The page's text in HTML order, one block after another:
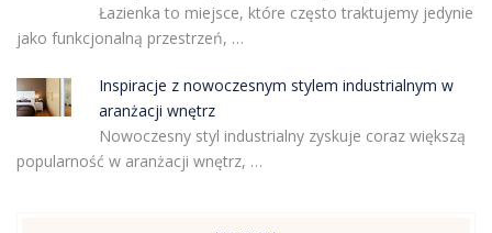
Łazienka to miejsce, które często traktujemy jedynie
jako funkcjonalną przestrzeń, …
Inspiracje z nowoczesnym stylem industrialnym w
aranżacji wnętrz
Nowoczesny styl industrialny zyskuje coraz większą
popularność w aranżacji wnętrz, …